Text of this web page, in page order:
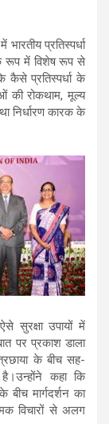
प्रतिस्पर्धा
रूप में विशेष रूप से
कैसे प्रतिस्पर्धा के
की रोकथाम, मूल्य
निर्धारण कारक के
सुरक्षा उपायों में
पर प्रकाश डाला
के बीच सह-
कहा कि
बीच मार्गदर्शन का
विचारों से अलग